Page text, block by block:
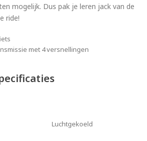
mogelijk. Dus pak je leren jack van de
ride!
met 4 versnellingen
Luchtgekoeld